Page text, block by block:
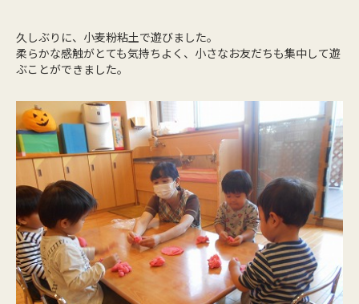
久しぶりに、小麦粉粘土で遊びました。
柔らかな感触がとても気持ちよく、小さなお友だちも集中して遊
ぶことができました。